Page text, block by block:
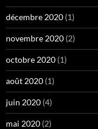
décembre 2020 (1)
novembre 2020 (2)
octobre 2020 (1)
août 2020 (1)
juin 2020 (4)
mai 2020 (2)